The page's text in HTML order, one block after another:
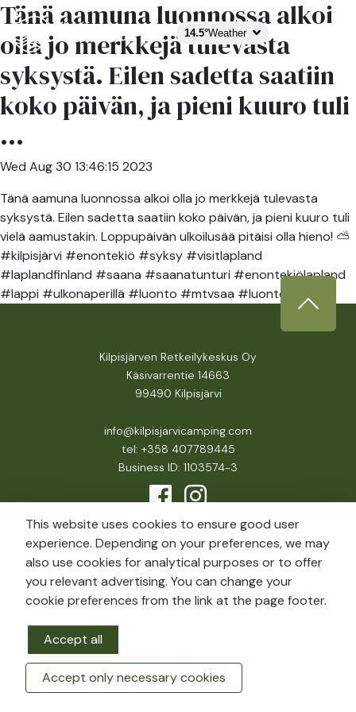
14.5°Weather
Tänä aamuna luonnossa alkoi
olla jo merkkejä tulevasta
syksystä. Eilen sadetta saatiin
koko päivän, ja pieni kuuro tuli
...
Wed Aug 30 13:46:15 2023
Tänä aamuna luonnossa alkoi olla jo merkkejä tulevasta
syksystä. Eilen sadetta saatiin koko päivän, ja pieni kuuro tuli
vielä aamustakin. Loppupäivän ulkoilusää pitäisi olla hieno! ⛅️
#kilpisjärvi #enontekiö #syksy #visitlapland
#laplandfinland #saana #saanatunturi #enontekiölapland
#lappi #ulkonaperillä #luonto #mtvsaa #luontoonfi
Kilpisjärven Retkeilykeskus Oy
Käsivarrentie 14663
99490 Kilpisjärvi
info@kilpisjarvicamping.com
tel: +358 407789445
Business ID: 1103574-3
BOOK A ROOM
This website uses cookies to ensure good user
experience. Depending on your preferences, we may
also use cookies for analytical purposes or to offer
you relevant advertising. You can change your
cookie preferences from the link at the page footer.
Accept all
Accept only necessary cookies